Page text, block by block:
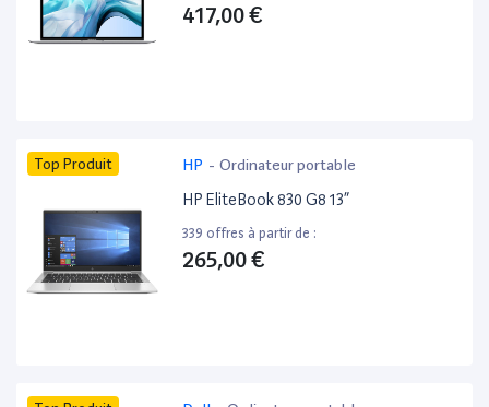
417,00 €
Top Produit HP - Ordinateur portable
HP EliteBook 830 G8 13”
339 offres à partir de :
265,00 €